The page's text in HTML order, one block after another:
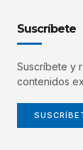
Suscríbete
Suscríbete y
contenidos